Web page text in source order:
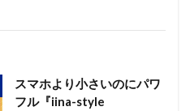
スマホより小さいのにパワ
フル『iina-style